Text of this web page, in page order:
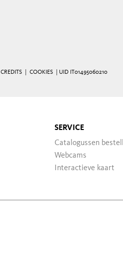
CREDITS COOKIES | UID IT01495060210
SERVICE
Catalogussen
Webcams
Interactieve kaart